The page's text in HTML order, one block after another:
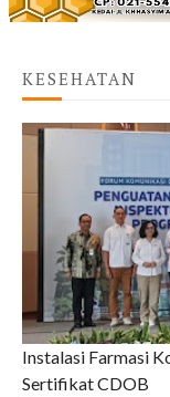
KESEHATAN
Instalasi Farmasi
Sertifikat CDOB